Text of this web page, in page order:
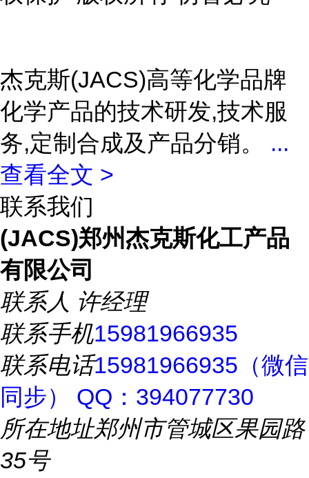
杰克斯(JACS)高等化学品牌
化学产品的技术研发,技术服
务,定制合成及产品分销。 ...
查看全文 >
联系我们
(JACS)郑州杰克斯化工产品
有限公司
联系人 许经理
联系手机15981966935
联系电话15981966935（微信
同步） QQ：394077730
所在地址郑州市管城区果园路
35号